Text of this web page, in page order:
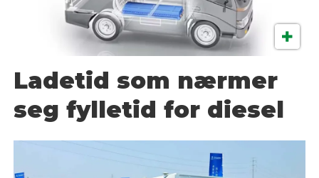
Ladetid som nærmer
seg fylletid for diesel